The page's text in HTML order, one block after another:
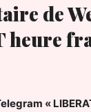
de
heure
«